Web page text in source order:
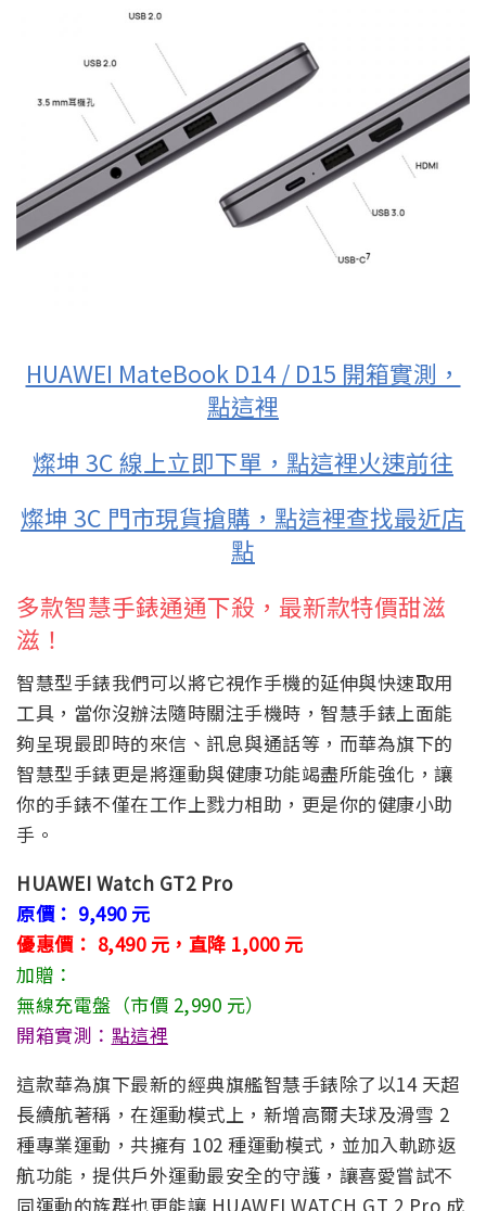
HUAWEI MateBook D14 / D15 開箱實測，
點這裡
燦坤 3C 線上立即下單，點這裡火速前往
燦坤 3C 門市現貨搶購，點這裡查找最近店
點
多款智慧手錶通通下殺，最新款特價甜滋
滋！
智慧型手錶我們可以將它視作手機的延伸與快速取用
工具，當你沒辦法隨時關注手機時，智慧手錶上面能
夠呈現最即時的來信、訊息與通話等，而華為旗下的
智慧型手錶更是將運動與健康功能竭盡所能強化，讓
你的手錶不僅在工作上戮力相助，更是你的健康小助
手。
HUAWEI Watch GT2 Pro
原價： 9,490 元
優惠價： 8,490 元，直降 1,000 元
加贈：
無線充電盤（市價 2,990 元）
開箱實測： 點這裡
這款華為旗下最新的經典旗艦智慧手錶除了以14 天超
長續航著稱，在運動模式上，新增高爾夫球及滑雪 2
種專業運動，共擁有 102 種運動模式，並加入軌跡返
航功能，提供戶外運動最安全的守護，讓喜愛嘗試不
同運動的族群也更能讓 HUAWEI WATCH GT 2 Pro 成